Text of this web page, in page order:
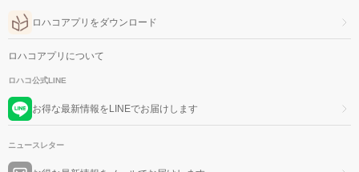
ロハコアプリをダウンロード
ロハコアプリについて
ロハコ公式LINE
お得な最新情報をLINEでお届けします
ニュースレター